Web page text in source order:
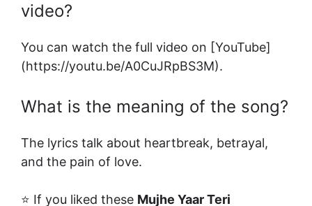
video?
You can watch the full video on [YouTube]
(https://youtu.be/A0CuJRpBS3M).
What is the meaning of the song?
The lyrics talk about heartbreak, betrayal,
and the pain of love.
⭐ If you liked these Mujhe Yaar Teri